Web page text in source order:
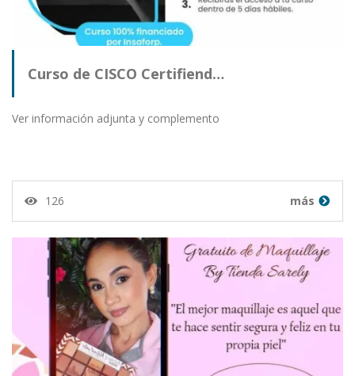
Curso de CISCO Certifiend…
Ver información adjunta y complemento
126 más